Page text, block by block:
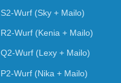
S2-Wurf (Sky + Mailo)
R2-Wurf (Kenia + Mailo)
Q2-Wurf (Lexy + Mailo)
P2-Wurf (Nika + Mailo)